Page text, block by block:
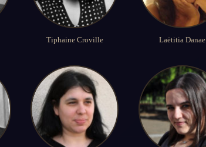
Tiphaine Croville Laëtitia Danae